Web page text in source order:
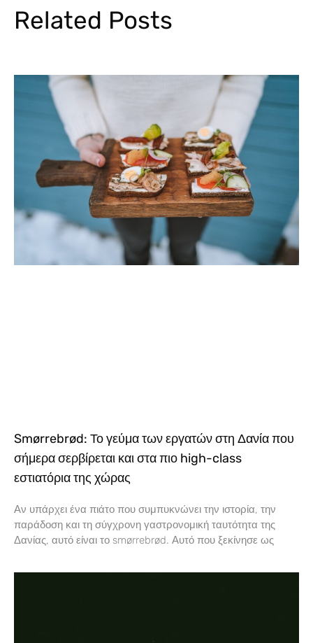
Related Posts
Smørrebrød: Το γεύμα των εργατών στη Δανία που
σήμερα σερβίρεται και στα πιο high-class
εστιατόρια της χώρας
Αν υπάρχει ένα πιάτο που συμπυκνώνει την ιστορία, την
παράδοση και τη σύγχρονη γαστρονομική ταυτότητα της
Δανίας, αυτό είναι το smørrebrød. Αυτό που ξεκίνησε ως